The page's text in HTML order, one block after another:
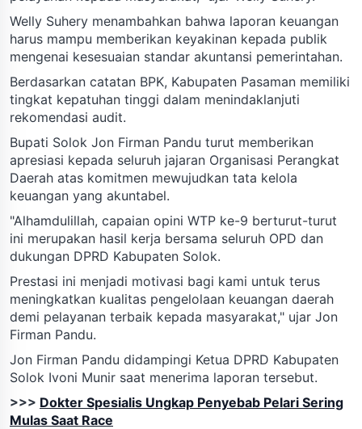
Welly Suhery menambahkan bahwa laporan keuangan
harus mampu memberikan keyakinan kepada publik
mengenai kesesuaian standar akuntansi pemerintahan.
Berdasarkan catatan BPK, Kabupaten Pasaman memiliki
tingkat kepatuhan tinggi dalam menindaklanjuti
rekomendasi audit.
Bupati Solok Jon Firman Pandu turut memberikan
apresiasi kepada seluruh jajaran Organisasi Perangkat
Daerah atas komitmen mewujudkan tata kelola
keuangan yang akuntabel.
"Alhamdulillah, capaian opini WTP ke-9 berturut-turut
ini merupakan hasil kerja bersama seluruh OPD dan
dukungan DPRD Kabupaten Solok.
Prestasi ini menjadi motivasi bagi kami untuk terus
meningkatkan kualitas pengelolaan keuangan daerah
demi pelayanan terbaik kepada masyarakat," ujar Jon
Firman Pandu.
Jon Firman Pandu didampingi Ketua DPRD Kabupaten
Solok Ivoni Munir saat menerima laporan tersebut.
>>> Dokter Spesialis Ungkap Penyebab Pelari Sering
Mulas Saat Race